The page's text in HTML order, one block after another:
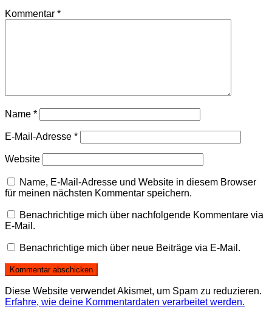
Kommentar *
Name *
E-Mail-Adresse *
Website
Name, E-Mail-Adresse und Website in diesem Browser
für meinen nächsten Kommentar speichern.
Benachrichtige mich über nachfolgende Kommentare via
E-Mail.
Benachrichtige mich über neue Beiträge via E-Mail.
Diese Website verwendet Akismet, um Spam zu reduzieren.
Erfahre, wie deine Kommentardaten verarbeitet werden.